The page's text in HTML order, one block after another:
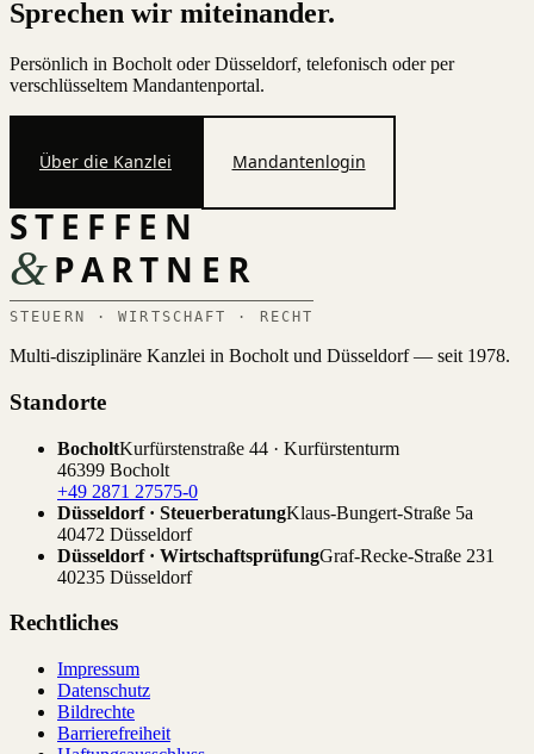
Sprechen wir miteinander.
Persönlich in Bocholt oder Düsseldorf, telefonisch oder per
verschlüsseltem Mandantenportal.
Über die Kanzlei Mandantenlogin
STEFFEN
&PARTNER
STEUERN · WIRTSCHAFT · RECHT
Multi-disziplinäre Kanzlei in Bocholt und Düsseldorf — seit 1978.
Standorte
BocholtKurfürstenstraße 44 · Kurfürstenturm
46399 Bocholt
+49 2871 27575-0
Düsseldorf · SteuerberatungKlaus-Bungert-Straße 5a
40472 Düsseldorf
Düsseldorf · WirtschaftsprüfungGraf-Recke-Straße 231
40235 Düsseldorf
Rechtliches
Impressum
Datenschutz
Bildrechte
Barrierefreiheit